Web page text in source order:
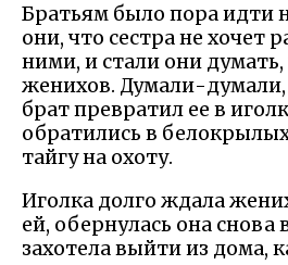
Братьям было пора идти
они, что сестра не хочет
ними, и стали они думать,
женихов. Думали-
брат превратил ее в
обратились в
тайгу на охоту.
Иголка долго ждала
ей, обернулась она снова
захотела выйти из дома,